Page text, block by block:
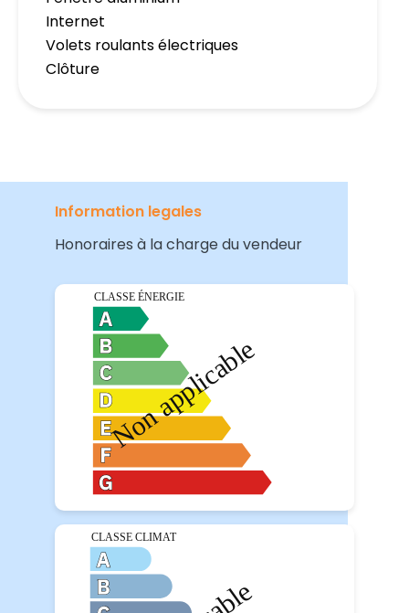
Internet
Volets roulants électriques
Clôture
Information legales
Honoraires à la charge du vendeur